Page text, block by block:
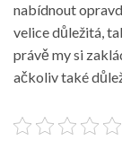
nabídnout
velice důležitá,
právě my si
ačkoliv také